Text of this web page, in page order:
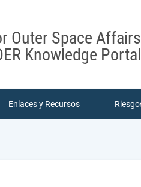
Outer Space Affairs
Knowledge Portal
Enlaces y Recursos